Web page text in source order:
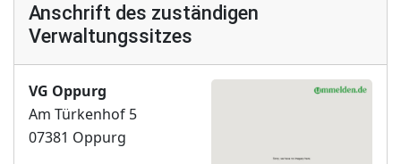
Anschrift des zuständigen
Verwaltungssitzes
VG Oppurg
Am Türkenhof 5
07381 Oppurg